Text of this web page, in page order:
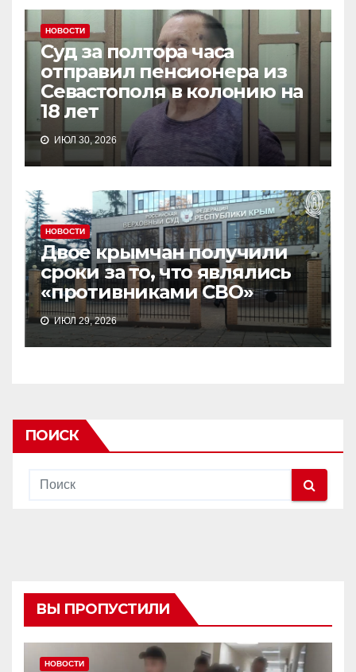
НОВОСТИ
Суд за полтора часа
отправил пенсионера из
Севастополя в колонию на
18 лет
ИЮЛ 30, 2026
НОВОСТИ
Двое крымчан получили
сроки за то, что являлись
«противниками СВО»
ИЮЛ 29, 2026
ПОИСК
ВЫ ПРОПУСТИЛИ
НОВОСТИ